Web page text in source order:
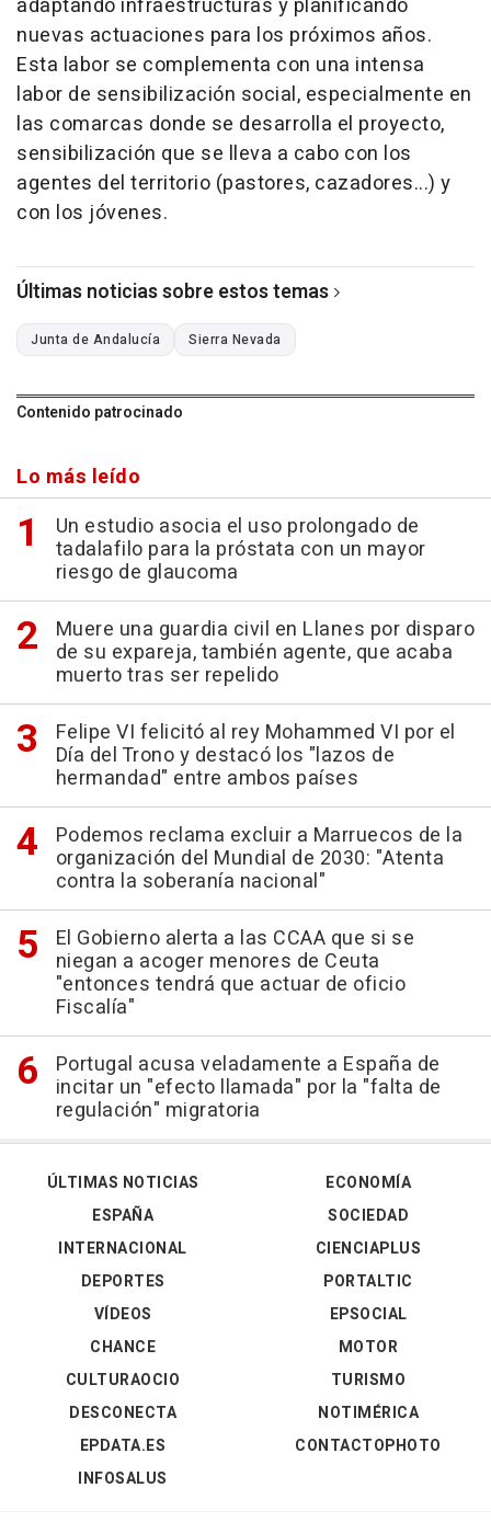
adaptando infraestructuras y planificando
nuevas actuaciones para los próximos años.
Esta labor se complementa con una intensa
labor de sensibilización social, especialmente en
las comarcas donde se desarrolla el proyecto,
sensibilización que se lleva a cabo con los
agentes del territorio (pastores, cazadores...) y
con los jóvenes.
Últimas noticias sobre estos temas
Junta de Andalucía Sierra Nevada
Contenido patrocinado
Lo más leído
Un estudio asocia el uso prolongado de
tadalafilo para la próstata con un mayor
riesgo de glaucoma
Muere una guardia civil en Llanes por disparo
de su expareja, también agente, que acaba
muerto tras ser repelido
Felipe VI felicitó al rey Mohammed VI por el
Día del Trono y destacó los "lazos de
hermandad" entre ambos países
Podemos reclama excluir a Marruecos de la
organización del Mundial de 2030: "Atenta
contra la soberanía nacional"
El Gobierno alerta a las CCAA que si se
niegan a acoger menores de Ceuta
"entonces tendrá que actuar de oficio
Fiscalía"
Portugal acusa veladamente a España de
incitar un "efecto llamada" por la "falta de
regulación" migratoria
ÚLTIMAS NOTICIAS
ESPAÑA
INTERNACIONAL
DEPORTES
VÍDEOS
ECONOMÍA
SOCIEDAD
CIENCIAPLUS
PORTALTIC
EPSOCIAL
CHANCE
CULTURAOCIO
DESCONECTA
EPDATA.ES
INFOSALUS
MOTOR
TURISMO
NOTIMÉRICA
CONTACTOPHOTO